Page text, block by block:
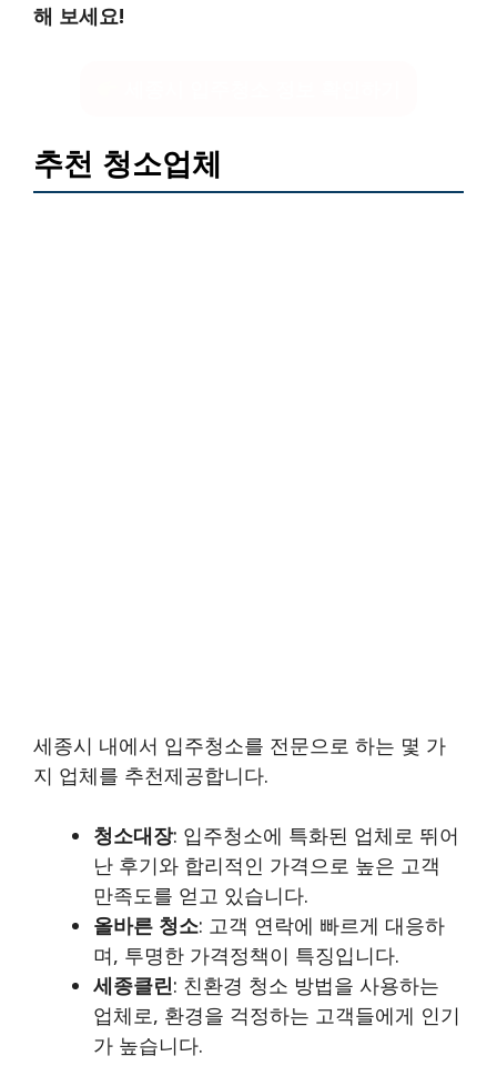
해 보세요!
추천 청소업체
세종시 내에서 입주청소를 전문으로 하는 몇 가
지 업체를 추천제공합니다.
청소대장: 입주청소에 특화된 업체로 뛰어
난 후기와 합리적인 가격으로 높은 고객
만족도를 얻고 있습니다.
올바른 청소: 고객 연락에 빠르게 대응하
며, 투명한 가격정책이 특징입니다.
세종클린: 친환경 청소 방법을 사용하는
업체로, 환경을 걱정하는 고객들에게 인기
가 높습니다.